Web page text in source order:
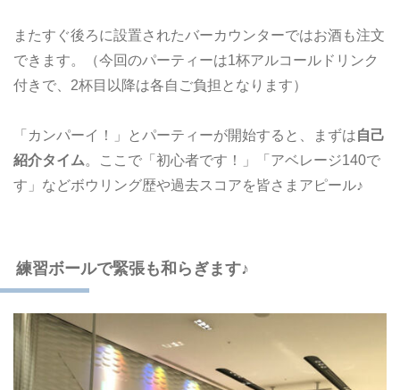
またすぐ後ろに設置されたバーカウンターではお酒も注文
できます。（今回のパーティーは1杯アルコールドリンク
付きで、2杯目以降は各自ご負担となります）
「カンパーイ！」とパーティーが開始すると、まずは自己
紹介タイム。ここで「初心者です！」「アベレージ140で
す」などボウリング歴や過去スコアを皆さまアピール♪
練習ボールで緊張も和らぎます♪